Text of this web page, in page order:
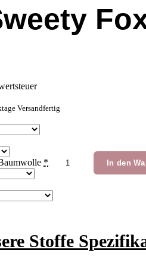
Versandfertig
*
Sweety
In den
Stoffe